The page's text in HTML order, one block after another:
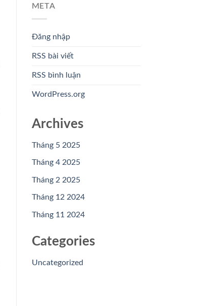
META
Đăng nhập
RSS bài viết
RSS bình luận
WordPress.org
Archives
Tháng 5 2025
Tháng 4 2025
Tháng 2 2025
Tháng 12 2024
Tháng 11 2024
Categories
Uncategorized